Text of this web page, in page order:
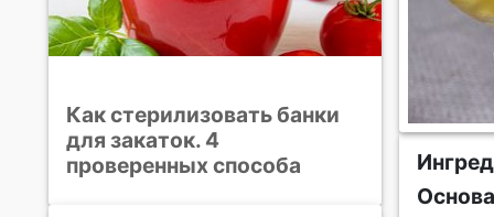
Основа
Как стерилизовать банки
для закаток. 4
проверенных способа